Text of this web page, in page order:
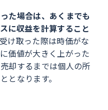
た場合は、あくまでも
に収益を計算すること
け取った際は時価がな
価値が大きく上がった
却するまでは個人の所
となります。